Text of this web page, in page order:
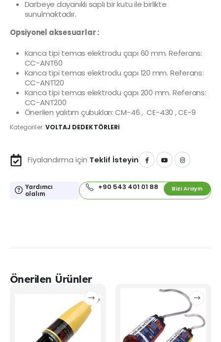
Darbeye dayanıklı saplı bir kutu ile birlikte
sunulmaktadır.
Opsiyonel aksesuarlar :
Kanca tipi temas elektrodu çapı 60 mm. Referans:
CC-ANT60
Kanca tipi temas elektrodu çapı 120 mm. Referans:
CC-ANT120
Kanca tipi temas elektrodu çapı 200 mm. Referans:
CC-ANT200
Önerilen yalıtım çubukları: CM-46 , CE-430 , CE-9
Kategoriler: VOLTAJ DEDEKTÖRLERİ
Fiyalandırma için Teklif İsteyin
Yardımcı
olalım
+90 543 401 01 88 Bizi Arayın
Önerilen Ürünler